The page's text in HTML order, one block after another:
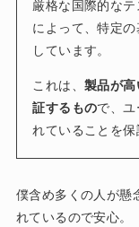
厳格な国際的な
によって、特定
しています。
これは、製品が
証するもので、
れていることを保
僕含め多くの人が懸
れているので安心。